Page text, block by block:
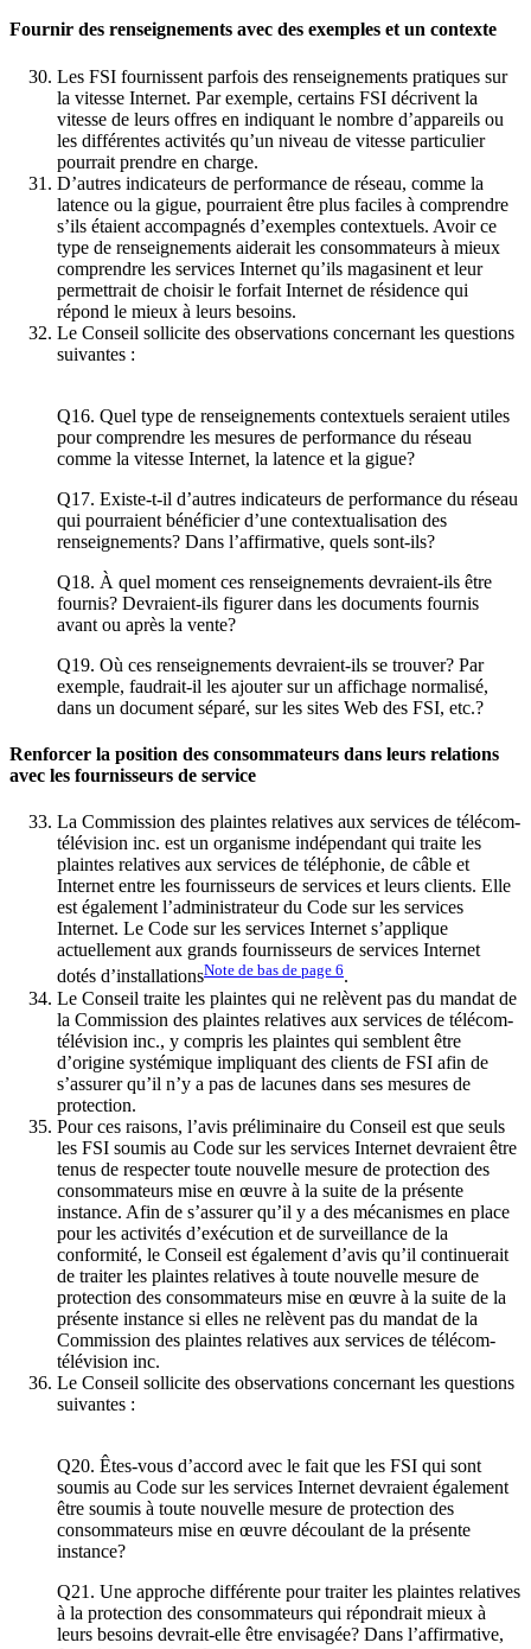
Fournir des renseignements avec des exemples et un contexte
Les FSI fournissent parfois des renseignements pratiques sur
la vitesse Internet. Par exemple, certains FSI décrivent la
vitesse de leurs offres en indiquant le nombre d’appareils ou
les différentes activités qu’un niveau de vitesse particulier
pourrait prendre en charge.
D’autres indicateurs de performance de réseau, comme la
latence ou la gigue, pourraient être plus faciles à comprendre
s’ils étaient accompagnés d’exemples contextuels. Avoir ce
type de renseignements aiderait les consommateurs à mieux
comprendre les services Internet qu’ils magasinent et leur
permettrait de choisir le forfait Internet de résidence qui
répond le mieux à leurs besoins.
Le Conseil sollicite des observations concernant les questions
suivantes :
Q16. Quel type de renseignements contextuels seraient utiles
pour comprendre les mesures de performance du réseau
comme la vitesse Internet, la latence et la gigue?
Q17. Existe-t-il d’autres indicateurs de performance du réseau
qui pourraient bénéficier d’une contextualisation des
renseignements? Dans l’affirmative, quels sont-ils?
Q18. À quel moment ces renseignements devraient-ils être
fournis? Devraient-ils figurer dans les documents fournis
avant ou après la vente?
Q19. Où ces renseignements devraient-ils se trouver? Par
exemple, faudrait-il les ajouter sur un affichage normalisé,
dans un document séparé, sur les sites Web des FSI, etc.?
Renforcer la position des consommateurs dans leurs relations
avec les fournisseurs de service
La Commission des plaintes relatives aux services de télécom-
télévision inc. est un organisme indépendant qui traite les
plaintes relatives aux services de téléphonie, de câble et
Internet entre les fournisseurs de services et leurs clients. Elle
est également l’administrateur du Code sur les services
Internet. Le Code sur les services Internet s’applique
actuellement aux grands fournisseurs de services Internet
dotés d’installationsNote de bas de page 6.
Le Conseil traite les plaintes qui ne relèvent pas du mandat de
la Commission des plaintes relatives aux services de télécom-
télévision inc., y compris les plaintes qui semblent être
d’origine systémique impliquant des clients de FSI afin de
s’assurer qu’il n’y a pas de lacunes dans ses mesures de
protection.
Pour ces raisons, l’avis préliminaire du Conseil est que seuls
les FSI soumis au Code sur les services Internet devraient être
tenus de respecter toute nouvelle mesure de protection des
consommateurs mise en œuvre à la suite de la présente
instance. Afin de s’assurer qu’il y a des mécanismes en place
pour les activités d’exécution et de surveillance de la
conformité, le Conseil est également d’avis qu’il continuerait
de traiter les plaintes relatives à toute nouvelle mesure de
protection des consommateurs mise en œuvre à la suite de la
présente instance si elles ne relèvent pas du mandat de la
Commission des plaintes relatives aux services de télécom-
télévision inc.
Le Conseil sollicite des observations concernant les questions
suivantes :
Q20. Êtes-vous d’accord avec le fait que les FSI qui sont
soumis au Code sur les services Internet devraient également
être soumis à toute nouvelle mesure de protection des
consommateurs mise en œuvre découlant de la présente
instance?
Q21. Une approche différente pour traiter les plaintes relatives
à la protection des consommateurs qui répondrait mieux à
leurs besoins devrait-elle être envisagée? Dans l’affirmative,